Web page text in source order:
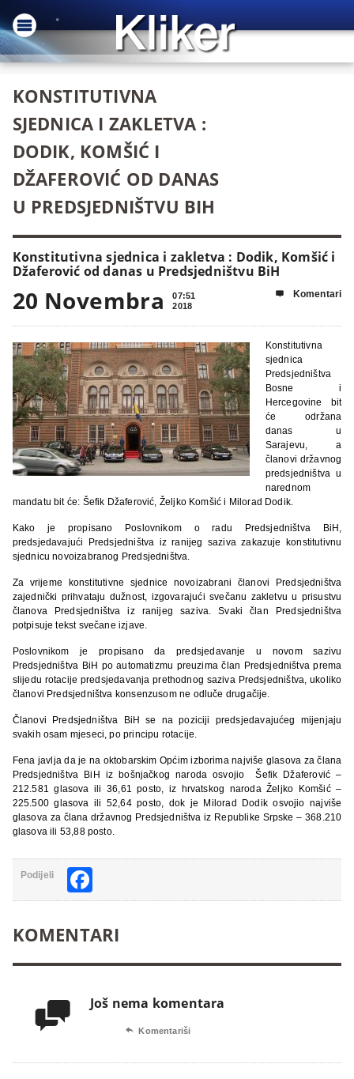
KONSTITUTIVNA
SJEDNICA I ZAKLETVA :
DODIK, KOMŠIĆ I
DŽAFEROVIĆ OD DANAS
U PREDSJEDNIŠTVU BIH
Konstitutivna sjednica i zakletva : Dodik, Komšić i
Džaferović od danas u Predsjedništvu BiH
20 Novembra
07:51
2018
 Komentari
Konstitutivna
sjednica
Predsjedništva
Bosne i
Hercegovine bit
će održana
danas u
Sarajevu, a
članovi državnog
predsjedništva u
narednom
mandatu bit će: Šefik Džaferović, Željko Komšić i Milorad Dodik.
Kako je propisano Poslovnikom o radu Predsjedništva BiH,
predsjedavajući Predsjedništva iz ranijeg saziva zakazuje konstitutivnu
sjednicu novoizabranog Predsjedništva.
Za vrijeme konstitutivne sjednice novoizabrani članovi Predsjedništva
zajednički prihvataju dužnost, izgovarajući svečanu zakletvu u prisustvu
članova Predsjedništva iz ranijeg saziva. Svaki član Predsjedništva
potpisuje tekst svečane izjave.
Poslovnikom je propisano da predsjedavanje u novom sazivu
Predsjedništva BiH po automatizmu preuzima član Predsjedništva prema
slijedu rotacije predsjedavanja prethodnog saziva Predsjedništva, ukoliko
članovi Predsjedništva konsenzusom ne odluče drugačije.
Članovi Predsjedništva BiH se na poziciji predsjedavajućeg mijenjaju
svakih osam mjeseci, po principu rotacije.
Fena javlja da je na oktobarskim Općim izborima najviše glasova za člana
Predsjedništva BiH iz bošnjačkog naroda osvojio Šefik Džaferović –
212.581 glasova ili 36,61 posto, iz hrvatskog naroda Željko Komšić –
225.500 glasova ili 52,64 posto, dok je Milorad Dodik osvojio najviše
glasova za člana državnog Predsjedništva iz Republike Srpske – 368.210
glasova ili 53,88 posto.
Podijeli
KOMENTARI
 Još nema komentara
 Komentariši